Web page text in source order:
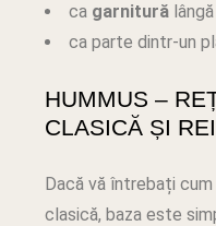
ca garnitură
ca parte dintr-un
HUMMUS –
CLASICĂ ȘI
Dacă vă întrebați cum
clasică, baza este